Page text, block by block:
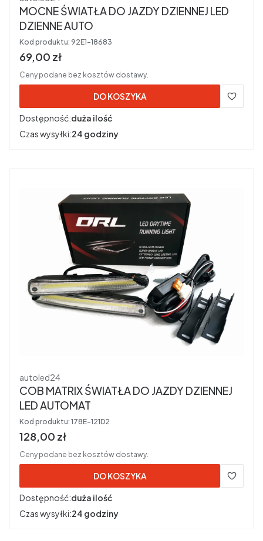
MOCNE ŚWIATŁA DO JAZDY DZIENNEJ LED
DZIENNE AUTO
Kod produktu: 92E1-18683
Cena brutto
69,00 zł
Ceny podane bez kosztów dostawy.
DO KOSZYKA
Dostępność:duża ilość
Czas wysyłki:24 godziny
Producent
autoled24
COB MATRIX ŚWIATŁA DO JAZDY DZIENNEJ
LED AUTOMAT
Kod produktu: 178E-121D2
Cena brutto
128,00 zł
Ceny podane bez kosztów dostawy.
DO KOSZYKA
Dostępność:duża ilość
Czas wysyłki:24 godziny